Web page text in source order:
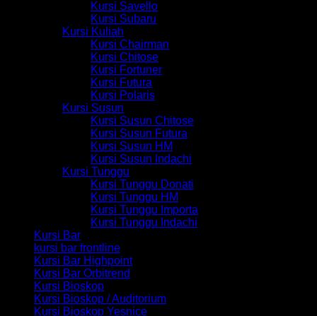
Kursi Savello
Kursi Subaru
Kursi Kuliah
Kursi Chairman
Kursi Chitose
Kursi Fortuner
Kursi Futura
Kursi Polaris
Kursi Susun
Kursi Susun Chitose
Kursi Susun Futura
Kursi Susun HM
Kursi Susun Indachi
Kursi Tunggu
Kursi Tunggu Donati
Kursi Tunggu HM
Kursi Tunggu Importa
Kursi Tunggu Indachi
Kursi Bar
kursi bar frontline
Kursi Bar Highpoint
Kursi Bar Orbitrend
Kursi Bioskop
Kursi Bioskop / Auditorium
Kursi Bioskop Yesnice